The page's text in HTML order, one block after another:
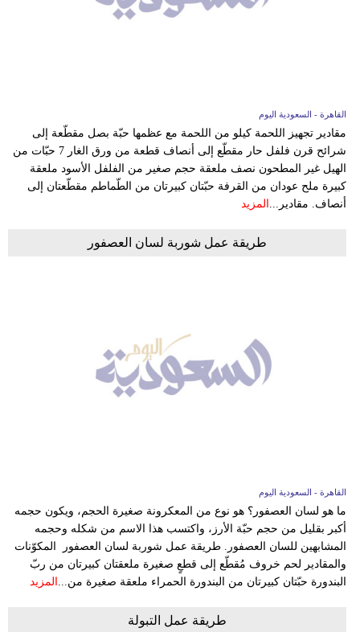
القاهرة - السعودية اليوم
مقادير تجهيز اللحمة كيلو من اللحمة مع عظمها حبّة بصل مقطّعة إلى
شرائح قرن فلفل حار مقطّع إلى أنصاف قطعة من ورق الغار 7 حبّات من
الهيل غير المطحون نصف ملعقة حجم صغير من الفلفل الأسود ملعقة
كبيرة ملح عودان من القرفة حبّتان كبيرتان من الطّماطم مقطّعتان إلى
أنصاف. مقادير... المزيد
طريقة عمل شوربة لسان العصفور
القاهرة - السعودية اليوم
ما هو لسان العصفور؟ هو نوع من المعكرونة صغيرة الحجم، ويكون حجمه
أكبر بقليل من حجم حبّة الأرز، واكتسب هذا الاسم من شكله وحجمه
المشابهين للسان العصفور. طريقة عمل شوربة لسان العصفور المكوّنات
والمقادير لحم خروف مُقطّع إلى قطعٍ صغيرة ملعقتان كبيرتان من ربّ
البندورة حبّتان كبيرتان من البندورة الحمراء ملعقة صغيرة من... المزيد
طريقة عمل التبولة